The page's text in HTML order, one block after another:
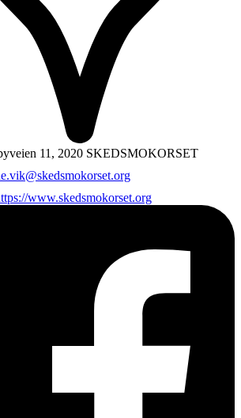
11, 2020 SKEDSMOKORSET
www.skedsmokorset.org